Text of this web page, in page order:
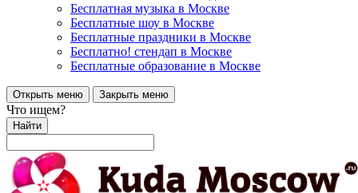
Бесплатная музыка в Москве
Бесплатные шоу в Москве
Бесплатные праздники в Москве
Бесплатно! стендап в Москве
Бесплатные образование в Москве
Открыть меню Закрыть меню
Что ищем?
Найти